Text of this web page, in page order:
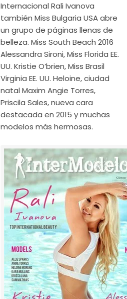
Internacional Rali Ivanova
también Miss Bulgaria USA abre
un grupo de páginas llenas de
belleza. Miss South Beach 2016
Alessandra Sironi, Miss Florida EE.
UU. Kristie O’brien, Miss Brasil
Virginia EE. UU. Heloine, ciudad
natal Maxim Angie Torres,
Priscila Sales, nueva cara
destacada en 2015 y muchas
modelos más hermosas.